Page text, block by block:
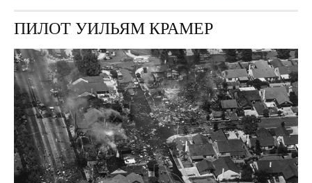
ПИЛОТ УИЛЬЯМ КРАМЕР